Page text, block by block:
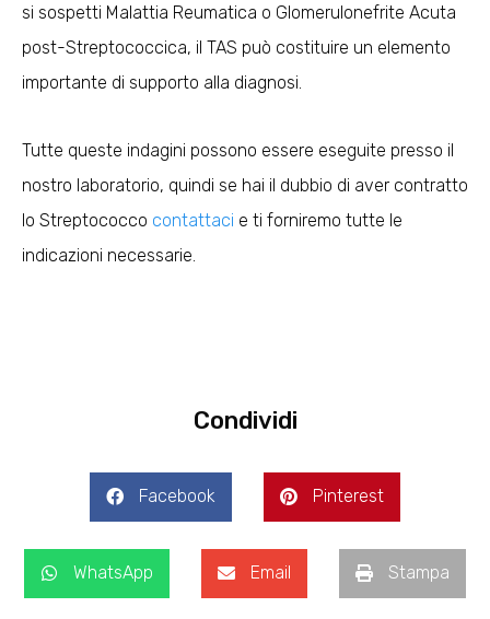
si sospetti Malattia Reumatica o Glomerulonefrite Acuta
post-Streptococcica, il TAS può costituire un elemento
importante di supporto alla diagnosi.
Tutte queste indagini possono essere eseguite presso il
nostro laboratorio, quindi se hai il dubbio di aver contratto
lo Streptococco contattaci e ti forniremo tutte le
indicazioni necessarie.
Condividi
Facebook Pinterest
WhatsApp Email Stampa